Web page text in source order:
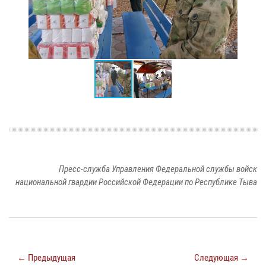
Пресс-служба Управления Федеральной службы войск
национальной гвардии Российской Федерации по Республике Тыва
← Предыдущая Следующая →